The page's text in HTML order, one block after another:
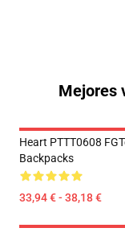
Mejores
Heart PTTT0608
Backpacks
33,94 € - 38,18 €